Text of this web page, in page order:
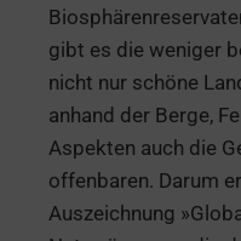
gibt es die weniger
nicht nur schöne
anhand der Berge,
Aspekten auch die
offenbaren. Darum
Auszeichnung